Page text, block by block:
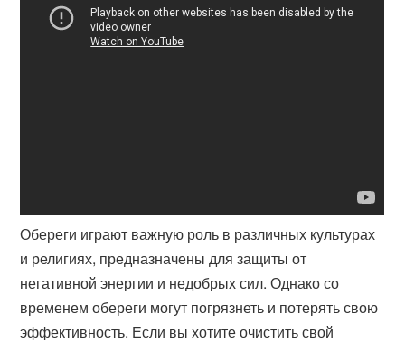
Обереги играют важную роль в различных культурах
и религиях, предназначены для защиты от
негативной энергии и недобрых сил. Однако со
временем обереги могут погрязнеть и потерять свою
эффективность. Если вы хотите очистить свой